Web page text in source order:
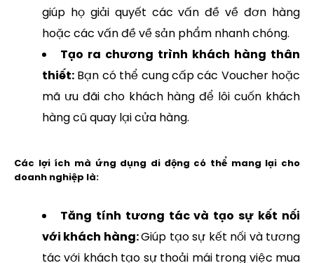
giúp họ giải quyết các vấn đề về đơn hàng
hoặc các vấn đề về sản phẩm nhanh chóng.
Tạo ra chương trình khách hàng thân
thiết: Bạn có thể cung cấp các Voucher hoặc
mã ưu đãi cho khách hàng để lôi cuốn khách
hàng cũ quay lại cửa hàng.
Các lợi ích mà ứng dụng di động có thể mang lại cho
doanh nghiệp là:
Tăng tính tương tác và tạo sự kết nối
với khách hàng:Giúp tạo sự kết nối và tương
tác với khách tạo sự thoải mái trong việc mua